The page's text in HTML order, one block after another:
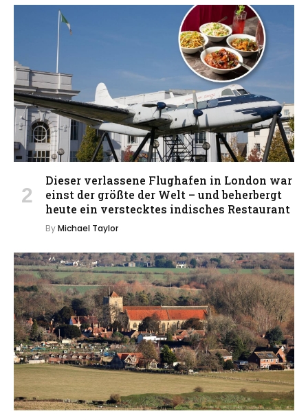
Dieser verlassene Flughafen in London war
einst der größte der Welt – und beherbergt
heute ein verstecktes indisches Restaurant
ByMichael Taylor